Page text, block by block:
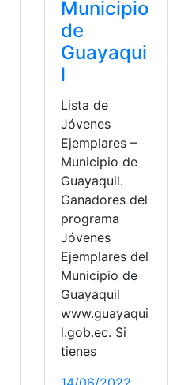
Municipio
de
Guayaqui
l
Lista de
Jóvenes
Ejemplares –
Municipio de
Guayaquil.
Ganadores del
programa
Jóvenes
Ejemplares del
Municipio de
Guayaquil
www.guayaqui
l.gob.ec. Si
tienes